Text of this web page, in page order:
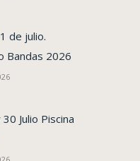
de julio.
Bandas 2026
Julio Piscina